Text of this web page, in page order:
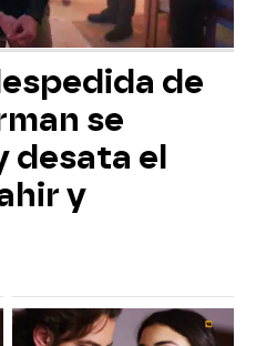
de
se
el
y